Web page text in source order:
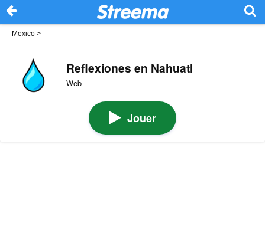
Mexico >
Reflexiones en Nahuatl
Web
Jouer